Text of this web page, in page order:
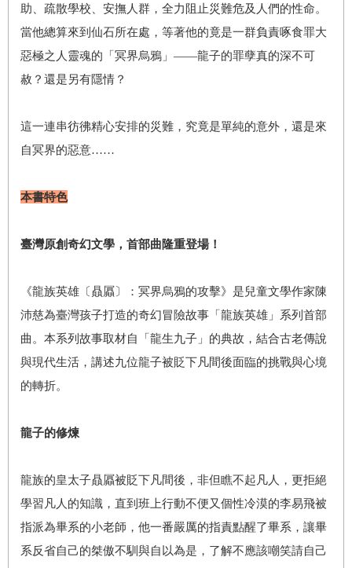
助、疏散學校、安撫人群，全力阻止災難危及人們的性命。
當他總算來到仙石所在處，等著他的竟是一群負責啄食罪大
惡極之人靈魂的「冥界烏鴉」——龍子的罪孽真的深不可
赦？還是另有隱情？
這一連串彷彿精心安排的災難，究竟是單純的意外，還是來
自冥界的惡意……
本書特色
臺灣原創奇幻文學，首部曲隆重登場！
《龍族英雄〔贔屭〕：冥界烏鴉的攻擊》是兒童文學作家陳
沛慈為臺灣孩子打造的奇幻冒險故事「龍族英雄」系列首部
曲。本系列故事取材自「龍生九子」的典故，結合古老傳說
與現代生活，講述九位龍子被貶下凡間後面臨的挑戰與心境
的轉折。
龍子的修煉
龍族的皇太子贔屭被貶下凡間後，非但瞧不起凡人，更拒絕
學習凡人的知識，直到班上行動不便又個性冷漠的李易飛被
指派為畢系的小老師，他一番嚴厲的指責點醒了畢系，讓畢
系反省自己的桀傲不馴與自以為是，了解不應該嘲笑請自己